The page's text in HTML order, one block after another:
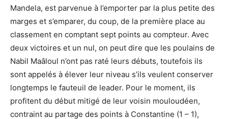
Mandela, est parvenue à l’emporter par la plus petite des
marges et s’emparer, du coup, de la première place au
classement en comptant sept points au compteur. Avec
deux victoires et un nul, on peut dire que les poulains de
Nabil Maâloul n’ont pas raté leurs débuts, toutefois ils
sont appelés à élever leur niveau s’ils veulent conserver
longtemps le fauteuil de leader. Pour le moment, ils
profitent du début mitigé de leur voisin mouloudéen,
contraint au partage des points à Constantine (1 – 1),